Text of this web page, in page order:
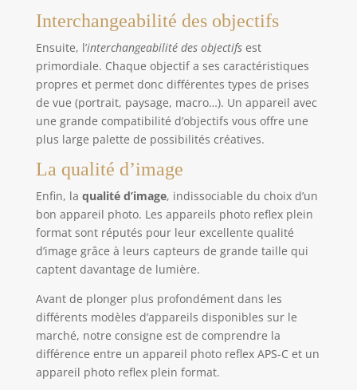
Interchangeabilité des objectifs
Ensuite, l’interchangeabilité des objectifsest
primordiale. Chaque objectif a ses caractéristiques
propres et permet donc différentes types de prises
de vue (portrait, paysage, macro…). Un appareil avec
une grande compatibilité d’objectifs vous offre une
plus large palette de possibilités créatives.
La qualité d’image
Enfin, la qualité d’image, indissociable du choix d’un
bon appareil photo. Les appareils photo reflex plein
format sont réputés pour leur excellente qualité
d’image grâce à leurs capteurs de grande taille qui
captent davantage de lumière.
Avant de plonger plus profondément dans les
différents modèles d’appareils disponibles sur le
marché, notre consigne est de comprendre la
différence entre un appareil photo reflex APS-C et un
appareil photo reflex plein format.